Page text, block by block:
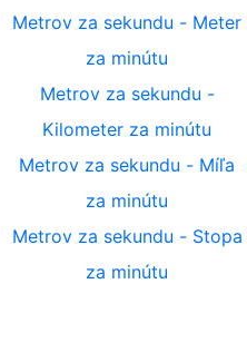
Metrov za sekundu - Meter
za minútu
Metrov za sekundu -
Kilometer za minútu
Metrov za sekundu - Míľa
za minútu
Metrov za sekundu - Stopa
za minútu